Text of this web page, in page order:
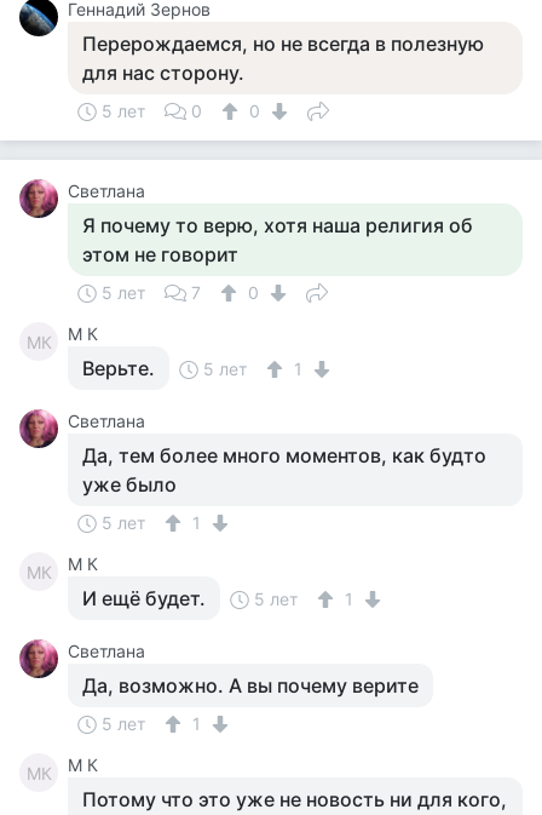
Геннадий Зернов
Перерождаемся, но не всегда в полезную
для нас сторону.
5 лет 0 0
Cветлана
Я почему то верю, хотя наша религия об
этом не говорит
5 лет 7 0
MК M К
Верьте. 5 лет 1
Cветлана
Да, тем более много моментов, как будто
уже было
5 лет 1
MК M К
И ещё будет. 5 лет 1
Cветлана
Да, возможно. А вы почему верите
5 лет 1
MК M К
Потому что это уже не новость ни для кого,